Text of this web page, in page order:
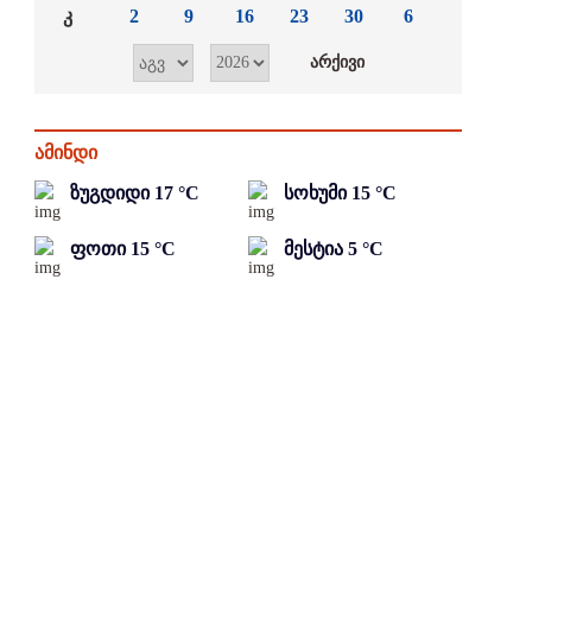
კ 2 9 16 23 30 6
ამინდი
ზუგდიდი 17 °C სოხუმი 15 °C
ფოთი 15 °C მესტია 5 °C